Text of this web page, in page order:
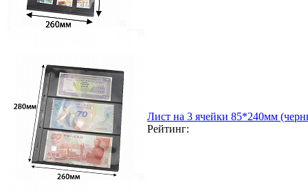
Лист на 3 ячейки 85*240мм
Рейтинг: